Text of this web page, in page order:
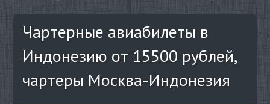
Чартерные авиабилеты в
Индонезию от 15500 рублей,
чартеры Москва-Индонезия